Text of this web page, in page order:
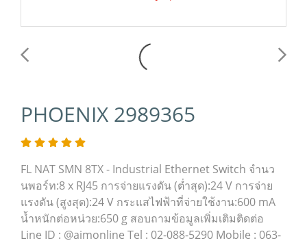
PHOENIX 2989365
FL NAT SMN 8TX - Industrial Ethernet Switch จำนว
นพอร์ท:8 x RJ45 การจ่ายแรงดัน (ต่ำสุด):24 V การจ่าย
แรงดัน (สูงสุด):24 V กระแสไฟฟ้าที่จ่ายใช้งาน:600 mA
น้ำหนักต่อหน่วย:650 g สอบถามข้อมูลเพิ่มเติมติดต่อ
Line ID : @aimonline Tel : 02-088-5290 Mobile : 063-